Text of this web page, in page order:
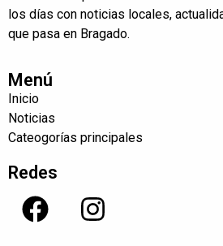
los días con noticias locales,
que pasa en Bragado.
Menú
Inicio
Noticias
Cateogorías principales
Redes